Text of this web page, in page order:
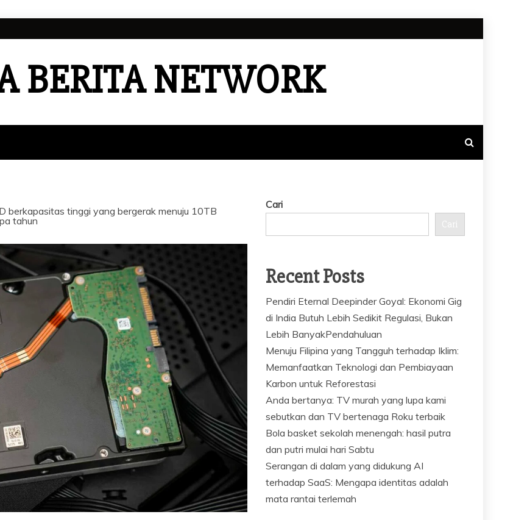
BERITA NETWORK
berkapasitas tinggi yang bergerak menuju 10TB
tahun
Cari
Cari
Recent Posts
Pendiri Eternal Deepinder Goyal: Ekonomi Gig
di India Butuh Lebih Sedikit Regulasi, Bukan
Lebih BanyakPendahuluan
Menuju Filipina yang Tangguh terhadap Iklim:
Memanfaatkan Teknologi dan Pembiayaan
Karbon untuk Reforestasi
Anda bertanya: TV murah yang lupa kami
sebutkan dan TV bertenaga Roku terbaik
Bola basket sekolah menengah: hasil putra
dan putri mulai hari Sabtu
Serangan di dalam yang didukung AI
terhadap SaaS: Mengapa identitas adalah
mata rantai terlemah